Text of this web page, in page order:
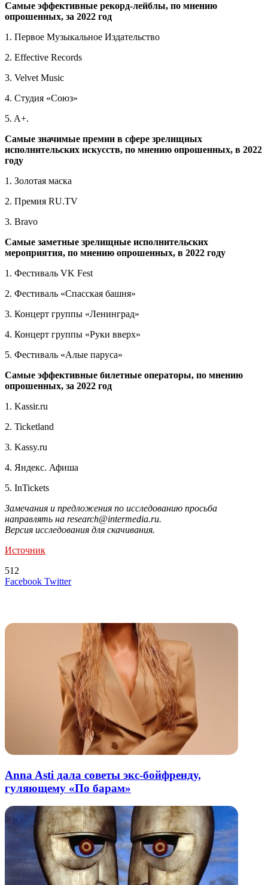
Самые эффективные рекорд-лейблы, по мнению
опрошенных, за 2022 год
1. Первое Музыкальное Издательство
2. Effective Records
3. Velvet Music
4. Студия «Союз»
5. A+.
Самые значимые премии в сфере зрелищных
исполнительских искусств, по мнению опрошенных, в 2022
году
1. Золотая маска
2. Премия RU.TV
3. Bravo
Самые заметные зрелищные исполнительских
мероприятия, по мнению опрошенных, в 2022 году
1. Фестиваль VK Fest
2. Фестиваль «Спасская башня»
3. Концерт группы «Ленинград»
4. Концерт группы «Руки вверх»
5. Фестиваль «Алые паруса»
Самые эффективные билетные операторы, по мнению
опрошенных, за 2022 год
1. Kassir.ru
2. Ticketland
3. Kassy.ru
4. Яндекс. Афиша
5. InTickets
Замечания и предложения по исследованию просьба
направлять на research@intermedia.ru.
Версия исследования для скачивания.
Источник
512
Facebook TwitterLinkedIn
Tumblr
Reddit
Вконтакте
Одноклассники
Skype
Messenger
Messenger
WhatsApp
Telegram
Viber
Line
Поделиться
Печатать
Anna Asti дала советы экс-бойфренду,
гуляющему «По барам»